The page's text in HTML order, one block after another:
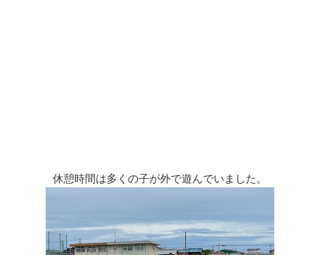
休憩時間は多くの子が外で遊んでいました。